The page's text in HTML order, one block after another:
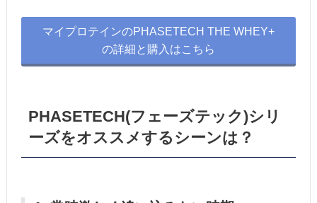
マイプロテインのPHASETECH THE WHEY+
の詳細と購入はこちら
PHASETECH(フェーズテック)シリ
ーズをオススメするシーンは？